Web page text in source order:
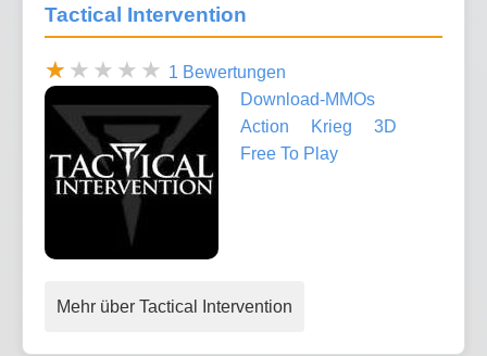
Tactical Intervention
1 Bewertungen
Download-MMOs
Action
Krieg
3D
Free To Play
Mehr über Tactical Intervention